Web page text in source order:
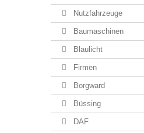
Nutzfahrzeuge
Baumaschinen
Blaulicht
Firmen
Borgward
Büssing
DAF